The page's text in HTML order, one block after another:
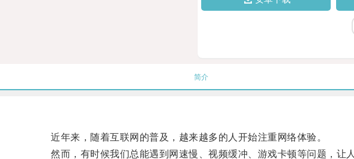
简介
近年来，随着互联网的普及，越来越多的人开始注重网络体验。
然而，有时候我们总能遇到网速慢、视频缓冲、游戏卡顿等问题，让人